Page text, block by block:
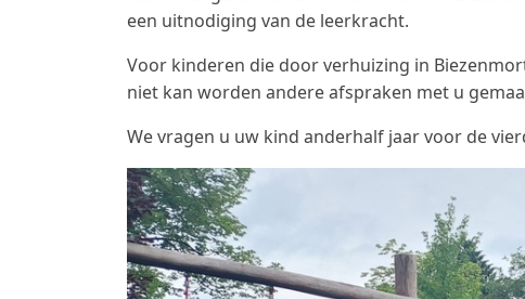
een uitnodiging van de leerkracht.
Voor kinderen die door verhuizing in
niet kan worden andere afspraken met u
We vragen u uw kind anderhalf jaar voor de